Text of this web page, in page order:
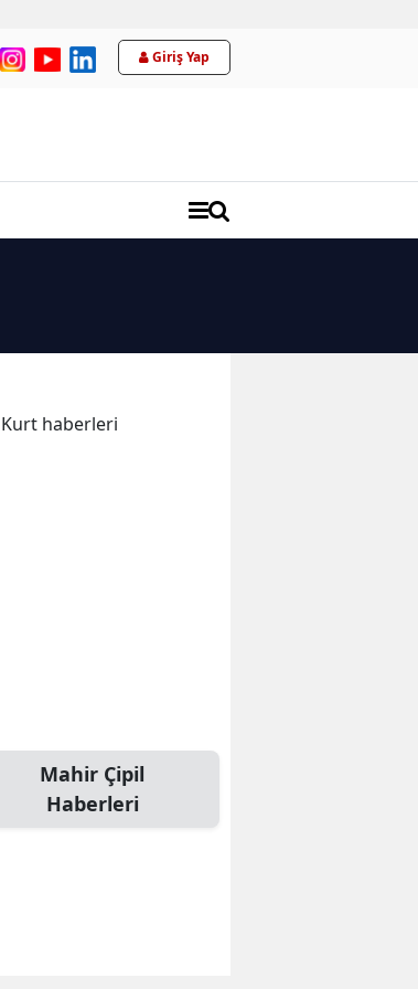
Giriş Yap
haberleri
Mahir Çipil
Haberleri